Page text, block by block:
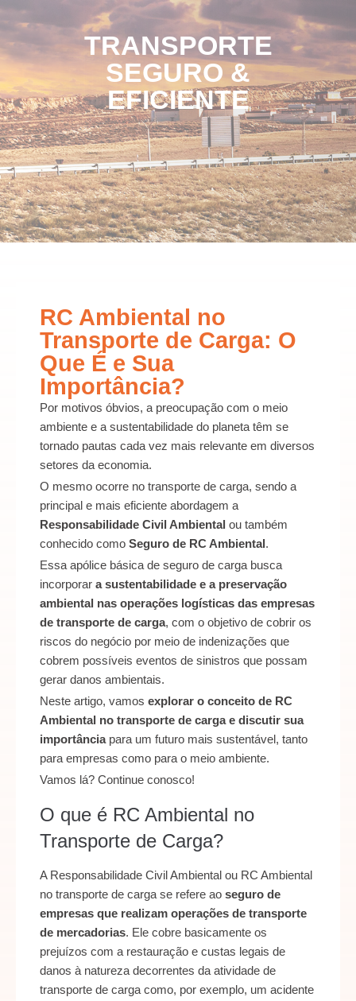
TRANSPORTE
SEGURO &
EFICIENTE
RC Ambiental no
Transporte de Carga: O
Que É e Sua
Importância?
Por motivos óbvios, a preocupação com o meio
ambiente e a sustentabilidade do planeta têm se
tornado pautas cada vez mais relevante em diversos
setores da economia.
O mesmo ocorre no transporte de carga, sendo a
principal e mais eficiente abordagem a
Responsabilidade Civil Ambiental ou também
conhecido como Seguro de RC Ambiental.
Essa apólice básica de seguro de carga busca
incorporar a sustentabilidade e a preservação
ambiental nas operações logísticas das empresas
de transporte de carga, com o objetivo de cobrir os
riscos do negócio por meio de indenizações que
cobrem possíveis eventos de sinistros que possam
gerar danos ambientais.
Neste artigo, vamos explorar o conceito de RC
Ambiental no transporte de carga e discutir sua
importância para um futuro mais sustentável, tanto
para empresas como para o meio ambiente.
Vamos lá? Continue conosco!
O que é RC Ambiental no
Transporte de Carga?
A Responsabilidade Civil Ambiental ou RC Ambiental
no transporte de carga se refere ao seguro de
empresas que realizam operações de transporte
de mercadorias. Ele cobre basicamente os
prejuízos com a restauração e custas legais de
danos à natureza decorrentes da atividade de
transporte de carga como, por exemplo, um acidente